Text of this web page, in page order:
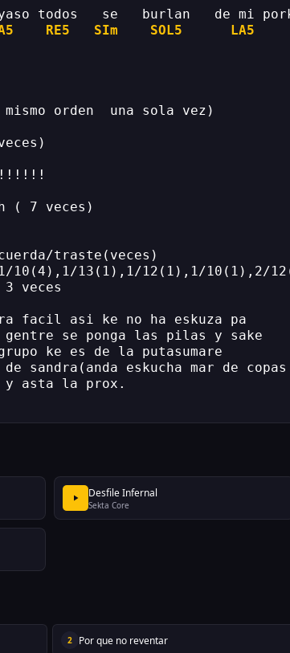
todos   se   burlan   de mi
RE5 SIm SOL5 LA5
orden  una sola vez)
( 7 veces)
traste(veces)
12(1),1/10(1),2/
veces
facil asi ke no ha eskuza pa
se ponga las pilas y sake
ke es de la putasumare
sandra(anda eskucha mar de copas
asta la prox.
Desfile Infernal
Sekta Core
2 Por que no reventar